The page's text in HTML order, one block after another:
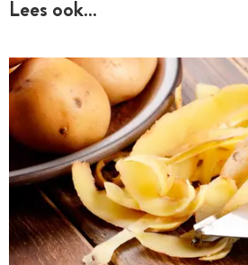
Lees ook…